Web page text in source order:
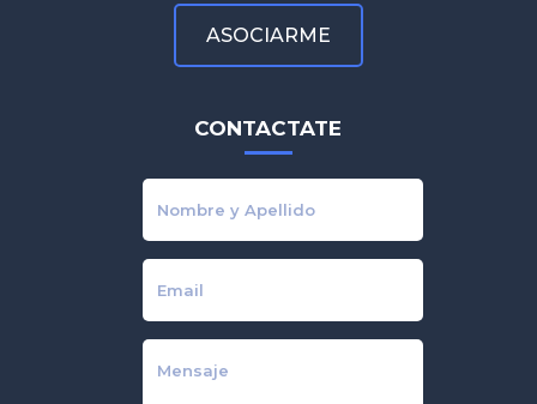
ASOCIARME
CONTACTATE